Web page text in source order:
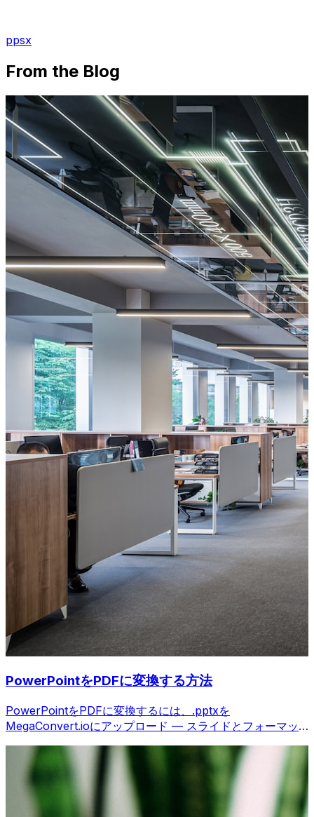
ppsx
From the Blog
PowerPointをPDFに変換する方法
PowerPointをPDFに変換するには、.pptxを
MegaConvert.ioにアップロード — スライドとフォーマッ